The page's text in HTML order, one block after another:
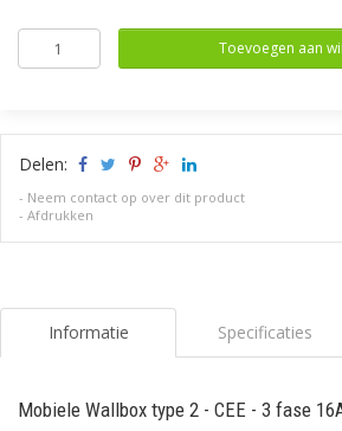
Toevoegen aan
Delen:
- Neem contact op over dit product
- Afdrukken
Informatie Specificaties
Mobiele Wallbox type 2 - CEE - 3 fase